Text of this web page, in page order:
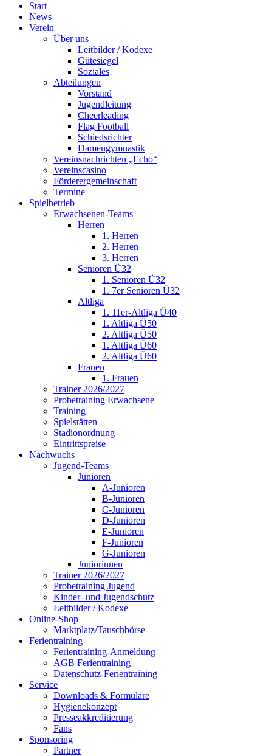
Start
News
Verein
Über uns
Leitbilder / Kodexe
Gütesiegel
Soziales
Abteilungen
Vorstand
Jugendleitung
Cheerleading
Flag Football
Schiedsrichter
Damengymnastik
Vereinsnachrichten „Echo“
Vereinscasino
Förderergemeinschaft
Termine
Spielbetrieb
Erwachsenen-Teams
Herren
1. Herren
2. Herren
3. Herren
Senioren Ü32
1. Senioren Ü32
1. 7er Senioren Ü32
Altliga
1. 11er-Altliga Ü40
1. Altliga Ü50
2. Altliga Ü50
1. Altliga Ü60
2. Altliga Ü60
Frauen
1. Frauen
Trainer 2026/2027
Probetraining Erwachsene
Training
Spielstätten
Stadionordnung
Eintrittspreise
Nachwuchs
Jugend-Teams
Junioren
A-Junioren
B-Junioren
C-Junioren
D-Junioren
E-Junioren
F-Junioren
G-Junioren
Juniorinnen
Trainer 2026/2027
Probetraining Jugend
Kinder- und Jugendschutz
Leitbilder / Kodexe
Online-Shop
Marktplatz/Tauschbörse
Ferientraining
Ferientraining-Anmeldung
AGB Ferientraining
Datenschutz-Ferientraining
Service
Downloads & Formulare
Hygienekonzept
Presseakkreditierung
Fans
Sponsoring
Partner